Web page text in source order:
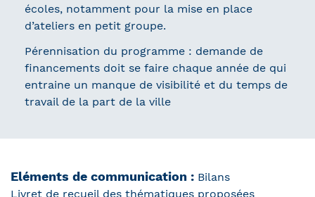
écoles, notamment pour la mise en place
d’ateliers en petit groupe.
Pérennisation du programme : demande de
financements doit se faire chaque année de qui
entraine un manque de visibilité et du temps de
travail de la part de la ville
Eléments de communication : Bilans
Livret de recueil des thématiques proposées